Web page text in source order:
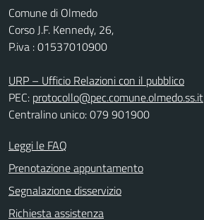
Comune di Olmedo
Corso J.F. Kennedy, 26,
P.iva : 01537010900
URP – Ufficio Relazioni con il pubblico
PEC: protocollo@pec.comune.olmedo.ss.it
Centralino unico: 079 901900
Leggi le FAQ
Prenotazione appuntamento
Segnalazione disservizio
Richiesta assistenza